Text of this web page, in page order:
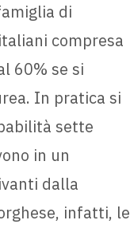
di
compresa
60% se si
In pratica si
sette
in un
dalla
infatti, le